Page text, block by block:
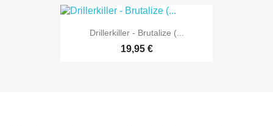
Drillerkiller - Brutalize (...
19,95 €